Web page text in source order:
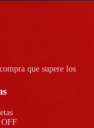
que supere los